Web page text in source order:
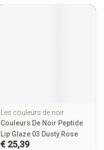
Les couleurs de noir
Couleurs De Noir Peptide
Lip Glaze 03 Dusty Rose
€ 25,39